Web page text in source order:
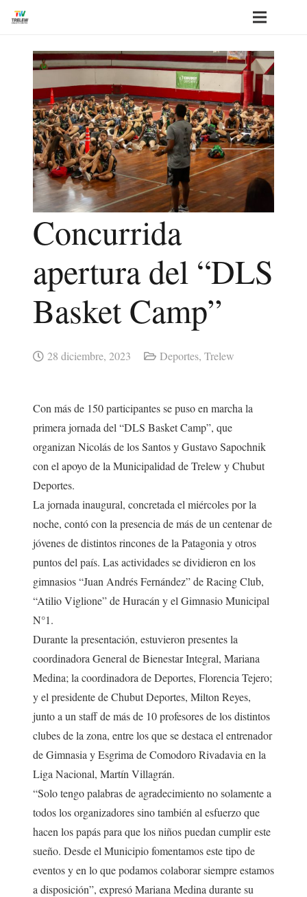
Concurrida
apertura del “DLS
Basket Camp”
28 diciembre, 2023 Deportes, Trelew
Con más de 150 participantes se puso en marcha la
primera jornada del “DLS Basket Camp”, que
organizan Nicolás de los Santos y Gustavo Sapochnik
con el apoyo de la Municipalidad de Trelew y Chubut
Deportes.
La jornada inaugural, concretada el miércoles por la
noche, contó con la presencia de más de un centenar de
jóvenes de distintos rincones de la Patagonia y otros
puntos del país. Las actividades se dividieron en los
gimnasios “Juan Andrés Fernández” de Racing Club,
“Atilio Viglione” de Huracán y el Gimnasio Municipal
N°1.
Durante la presentación, estuvieron presentes la
coordinadora General de Bienestar Integral, Mariana
Medina; la coordinadora de Deportes, Florencia Tejero;
y el presidente de Chubut Deportes, Milton Reyes,
junto a un staff de más de 10 profesores de los distintos
clubes de la zona, entre los que se destaca el entrenador
de Gimnasia y Esgrima de Comodoro Rivadavia en la
Liga Nacional, Martín Villagrán.
“Solo tengo palabras de agradecimiento no solamente a
todos los organizadores sino también al esfuerzo que
hacen los papás para que los niños puedan cumplir este
sueño. Desde el Municipio fomentamos este tipo de
eventos y en lo que podamos colaborar siempre estamos
a disposición”, expresó Mariana Medina durante su